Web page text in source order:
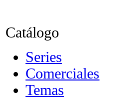
Catálogo
Series
Comerciales
Temas